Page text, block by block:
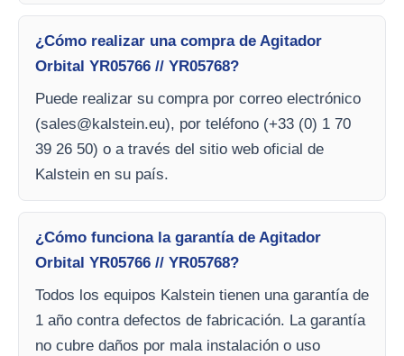
¿Cómo realizar una compra de Agitador
Orbital YR05766 // YR05768?
Puede realizar su compra por correo electrónico
(sales@kalstein.eu), por teléfono (+33 (0) 1 70
39 26 50) o a través del sitio web oficial de
Kalstein en su país.
¿Cómo funciona la garantía de Agitador
Orbital YR05766 // YR05768?
Todos los equipos Kalstein tienen una garantía de
1 año contra defectos de fabricación. La garantía
no cubre daños por mala instalación o uso